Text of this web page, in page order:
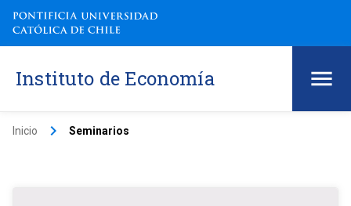
Instituto de Economía
Inicio keyboard_arrow_right Seminarios